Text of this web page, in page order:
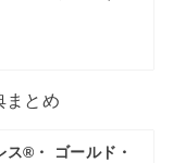
まとめ
ス®・ ゴールド・